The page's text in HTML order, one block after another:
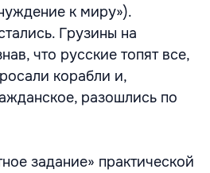
к миру»).
Грузины на
что русские топят все,
корабли и,
разошлись по
задание» практической